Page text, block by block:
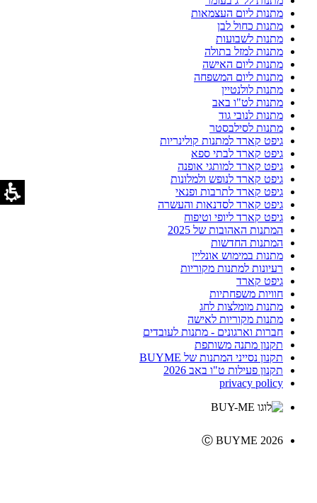
מתנות ליום העצמאות
מתנות כחול לבן
מתנות לשבועות
מתנות למזל בתולה
מתנות ליום האישה
מתנות ליום המשפחה
מתנות לולנטיין
מתנות לט"ו באב
מתנות לנובי גוד
מתנות לסילבסטר
גיפט קארד למתנות קולינריות
גיפט קארד לבתי ספא
גיפט קארד למותגי אופנה
גיפט קארד לנופש ולמלונות
גיפט קארד לתרבות ופנאי
גיפט קארד לסדנאות והעשרה
גיפט קארד ליופי וטיפוח
המתנות האהובות של 2025
המתנות החדשות
מתנות במימוש אונליין
רעיונות למתנות מקוריות
גיפט קארד
חוויות משפחתיות
מתנות מומלצות לחג
מתנות מקוריות לאישה
חברות וארגונים - מתנות לעובדים
תקנון מתנה משותפת
תקנון נסייני המתנות של BUYME
תקנון פעילות ט"ו באב 2026
privacy policy
Ⓒ BUYME 2026